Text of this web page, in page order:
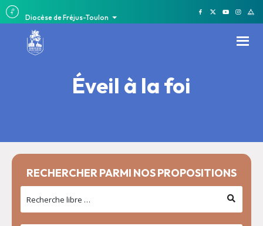
Diocèse de Fréjus-Toulon
Éveil à la foi
RECHERCHER PARMI NOS PROPOSITIONS